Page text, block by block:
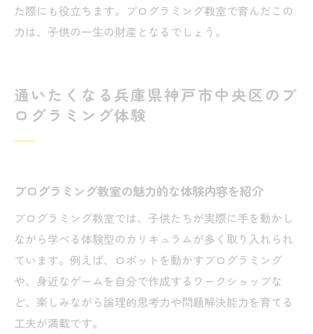
た際にも役立ちます。プログラミング教室で育んだこの
力は、子供の一生の財産となるでしょう。
通いたくなる兵庫県神戸市中央区のプ
ログラミング体験
プログラミング教室の魅力的な体験内容を紹介
プログラミング教室では、子供たちが実際に手を動かし
ながら学べる体験型のカリキュラムが多く取り入れられ
ています。例えば、ロボットを動かすプログラミング
や、身近なゲームを自分で作成するワークショップな
ど、楽しみながら論理的思考力や問題解決能力を育てる
工夫が満載です。